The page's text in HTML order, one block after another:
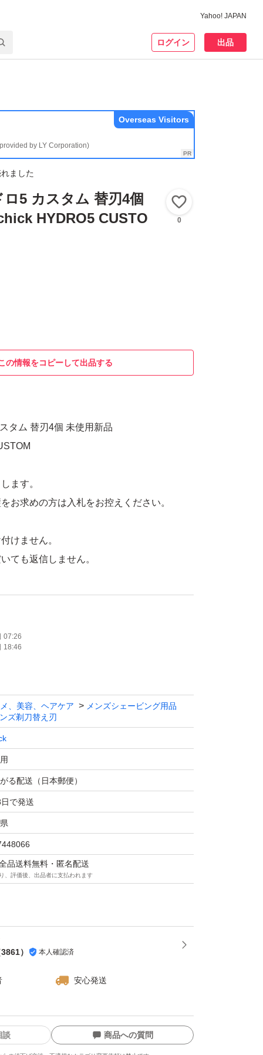
Yahoo! JAPAN
ログイン 出品
by LY Corporation)
Overseas Visitors
ました
5 カスタム 替刃4個
HYDRO5 CUSTO
0
の情報をコピーして出品する
タム 替刃4個 未使用新品
ます。
お求めの方は入札をお控えください。
けません。
ても返信しません。
07:26
18:46
、美容、ヘアケア
メンズシェービング用品
ズ剃刀替え刃
る配送（日本郵便）
で発送
品送料無料・匿名配送
、評価後、出品者に支払われます
3861） 本人確認済
安心発送
談 商品への質問